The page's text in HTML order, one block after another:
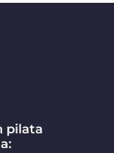
pilata